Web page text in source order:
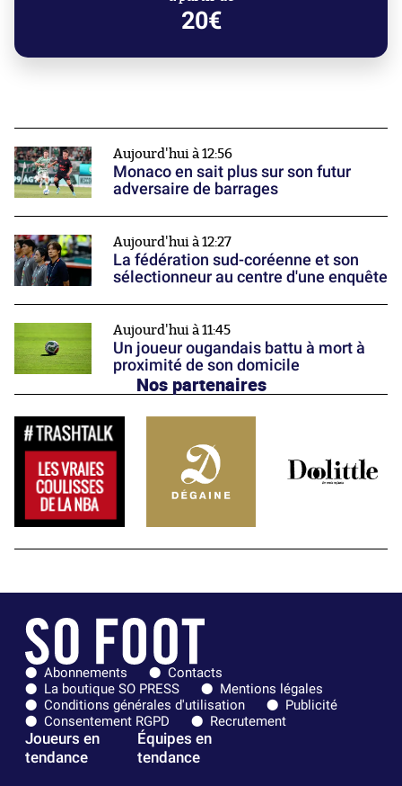
20€
Aujourd'hui à 12:56
Monaco en sait plus sur son futur
adversaire de barrages
Aujourd'hui à 12:27
La fédération sud-coréenne et son
sélectionneur au centre d'une enquête
Aujourd'hui à 11:45
Un joueur ougandais battu à mort à
proximité de son domicile
Nos partenaires
Abonnements
Contacts
La boutique SO PRESS
Mentions légales
Conditions générales d'utilisation
Publicité
Consentement RGPD
Recrutement
Joueurs en
tendance
Équipes en
tendance